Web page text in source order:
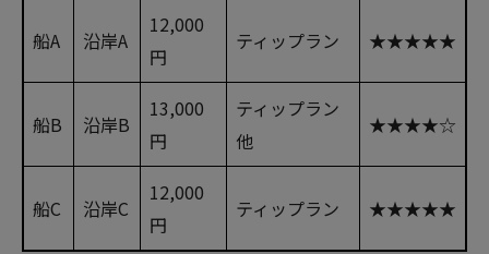
船A 沿岸A
12,000
円
ティップラン ★★★★★
船B 沿岸B
13,000
円
ティップラン
他
★★★★☆
船C 沿岸C
12,000
円
ティップラン ★★★★★